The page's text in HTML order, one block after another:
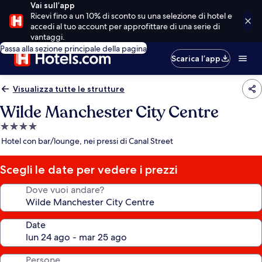
Vai sull’app
Ricevi fino a un 10% di sconto su una selezione di hotel e
accedi al tuo account per approfittare di una serie di
vantaggi.
Passa alla sezione principale della pagina
Scarica l’app
Visualizza tutte le strutture
Wilde Manchester City Centre
Struttura
a
stelle
Hotel con bar/lounge, nei pressi di Canal Street
Scegli le date per vedere i prezzi
Dove vuoi andare?
Date